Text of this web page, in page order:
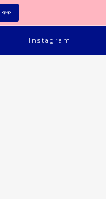
Instagram